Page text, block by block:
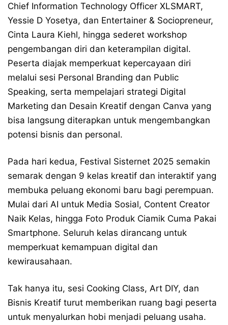
Chief Information Technology Officer XLSMART,
Yessie D Yosetya, dan Entertainer & Sociopreneur,
Cinta Laura Kiehl, hingga sederet workshop
pengembangan diri dan keterampilan digital.
Peserta diajak memperkuat kepercayaan diri
melalui sesi Personal Branding dan Public
Speaking, serta mempelajari strategi Digital
Marketing dan Desain Kreatif dengan Canva yang
bisa langsung diterapkan untuk mengembangkan
potensi bisnis dan personal.
Pada hari kedua, Festival Sisternet 2025 semakin
semarak dengan 9 kelas kreatif dan interaktif yang
membuka peluang ekonomi baru bagi perempuan.
Mulai dari AI untuk Media Sosial, Content Creator
Naik Kelas, hingga Foto Produk Ciamik Cuma Pakai
Smartphone. Seluruh kelas dirancang untuk
memperkuat kemampuan digital dan
kewirausahaan.
Tak hanya itu, sesi Cooking Class, Art DIY, dan
Bisnis Kreatif turut memberikan ruang bagi peserta
untuk menyalurkan hobi menjadi peluang usaha.